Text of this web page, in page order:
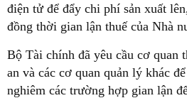
điện tử để đẩy chi phí sản xuất
đồng thời gian lận thuế của Nhà
Bộ Tài chính đã yêu cầu cơ quan
an và các cơ quan quản lý khác
nghiêm các trường hợp gian lận